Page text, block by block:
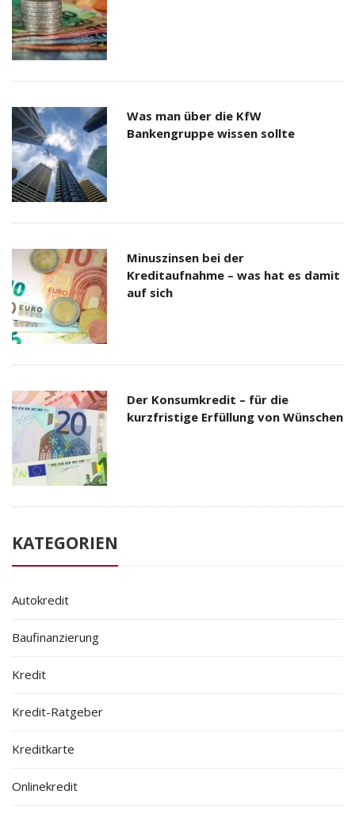
Was man über die KfW
Bankengruppe wissen sollte
Minuszinsen bei der
Kreditaufnahme – was hat es damit
auf sich
Der Konsumkredit – für die
kurzfristige Erfüllung von Wünschen
KATEGORIEN
Autokredit
Baufinanzierung
Kredit
Kredit-Ratgeber
Kreditkarte
Onlinekredit